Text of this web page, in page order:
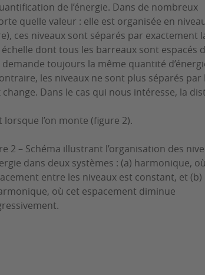
de l’énergie. Dans de nombreux
quelle valeur : elle est organisée en
ces niveaux sont séparés par exactement
dont tous les barreaux sont espacés
toujours la même quantité
les niveaux ne sont plus séparés par
Dans le cas qui nous intéresse, la
l’on monte (figure 2).
2 – Schéma illustrant l’organisation des
dans deux systèmes : (a) harmonique,
entre les niveaux est constant, et (b)
où cet espacement diminue